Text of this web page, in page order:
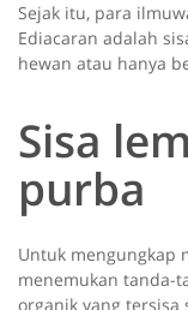
Sejak itu, para
Ediacaran adalah
hewan atau hanya
Sisa
purba
Untuk mengungkap
menemukan tanda-
organik yang